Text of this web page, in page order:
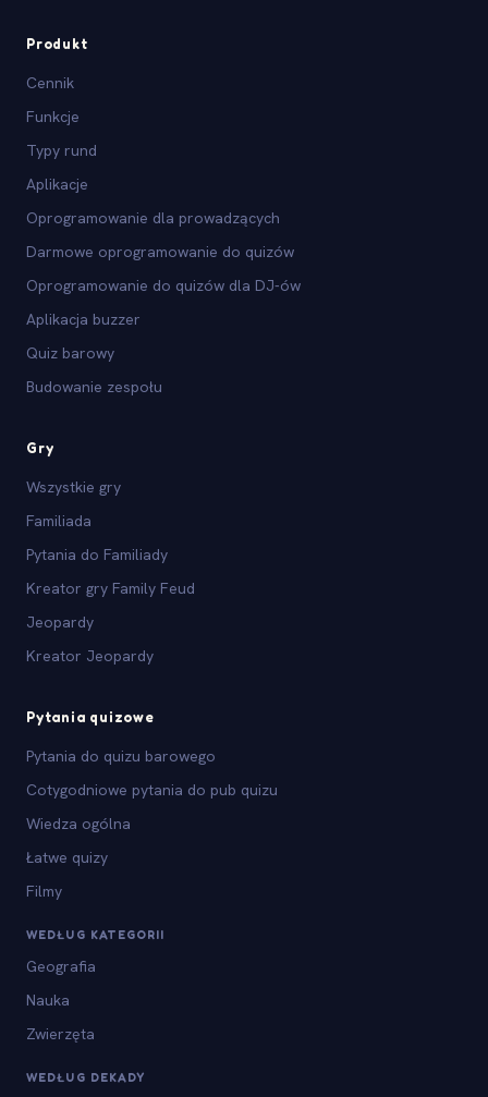
Produkt
Cennik
Funkcje
Typy rund
Aplikacje
Oprogramowanie dla prowadzących
Darmowe oprogramowanie do quizów
Oprogramowanie do quizów dla DJ-ów
Aplikacja buzzer
Quiz barowy
Budowanie zespołu
Gry
Wszystkie gry
Familiada
Pytania do Familiady
Kreator gry Family Feud
Jeopardy
Kreator Jeopardy
Pytania quizowe
Pytania do quizu barowego
Cotygodniowe pytania do pub quizu
Wiedza ogólna
Łatwe quizy
Filmy
WEDŁUG KATEGORII
Geografia
Nauka
Zwierzęta
WEDŁUG DEKADY